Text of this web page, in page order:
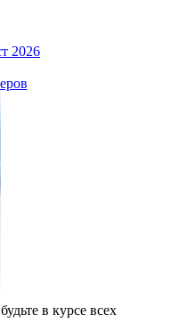
2026
в курсе всех